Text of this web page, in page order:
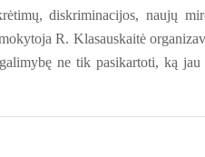
diskriminacijos, naujų
R. Klasauskaitė
ne tik pasikartoti, ką